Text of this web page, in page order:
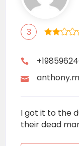
3
I got it to the
their dead